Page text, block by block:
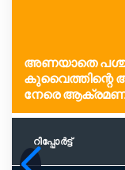
അണയാതെ
കുവൈത്തിന്റെ
നേരെ
റിപ്പോര്‍ട്ട്